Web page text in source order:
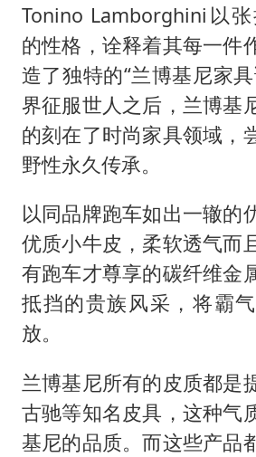
Tonino Lamborghini以
的性格，诠释着其每一件
造了独特的“兰博基尼家
界征服世人之后，兰博基
的刻在了时尚家具领域，
野性永久传承。
以同品牌跑车如出一辙的
优质小牛皮，柔软透气而
有跑车才尊享的碳纤维金
抵挡的贵族风采，将霸
放。
兰博基尼所有的皮质都是
古驰等知名皮具，这种气
基尼的品质。而这些产品